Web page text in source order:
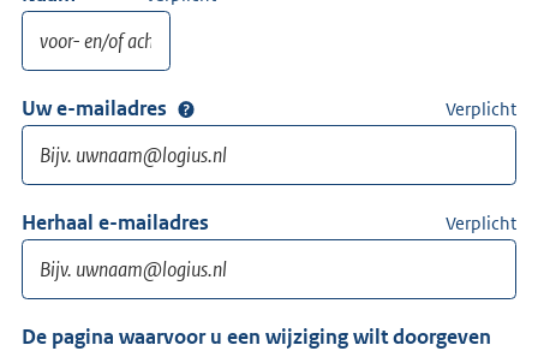
Uw e-mailadres Verplicht
Herhaal e-mailadres Verplicht
De pagina waarvoor u een wijziging wilt doorgeven